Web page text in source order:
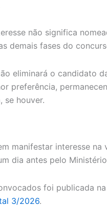
não significa
demais fases do
eliminará o candidato
preferência,
se houver.
manifestar interesse
dia antes pelo
foi publicada
3/2026.